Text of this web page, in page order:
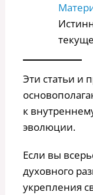
Эти статьи и
к
эволюции.
Если вы
духовного
укрепления